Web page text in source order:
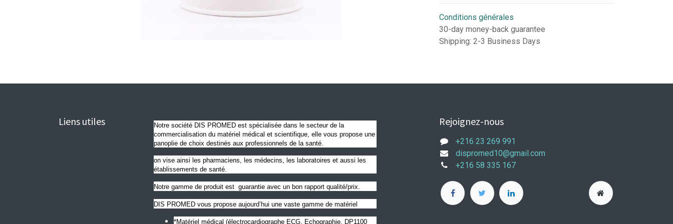
Conditions générales
30-day money-back guarantee
Shipping: 2-3 Business Days
Liens utiles
Notre société DIS PROMED est spécialisée dans le secteur de la
commercialisation du matériel médical et scientifique, elle vous propose une
panoplie de choix destinés aux professionnels de la santé.
on vise ainsi les pharmaciens, les médecins, les laboratoires et aussi les
établissements de santé.
Notre gamme de produit est guarantie avec un bon rapport qualité/prix.
DIS PROMED vous propose aujourd’hui une vaste gamme de matériel
*Matériel médical (électrocardiographe ECG, Echographie, DP1100
Rejoignez-nous
+216 23 269 991
dispromed10@gmail.com
+216 58 335 167